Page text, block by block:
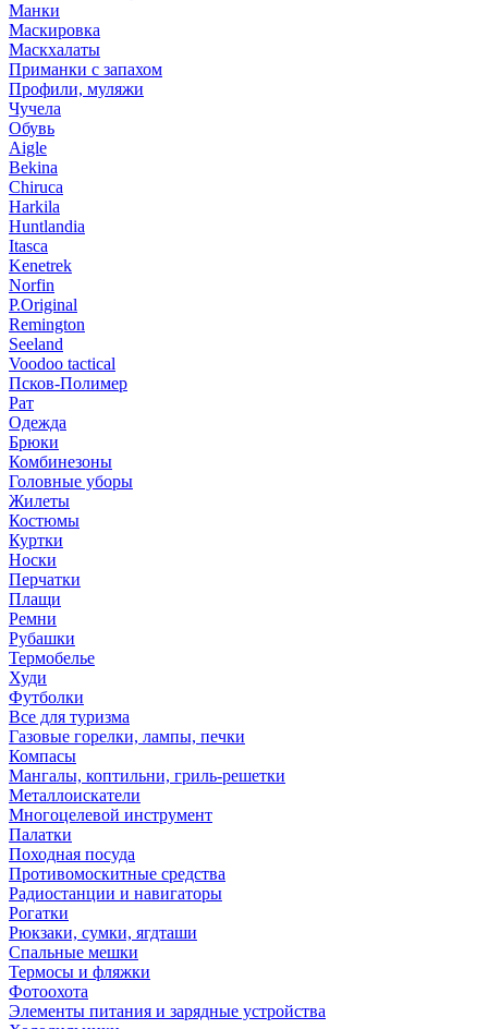
Манки
Маскировка
Маскхалаты
Приманки с запахом
Профили, муляжи
Чучела
Обувь
Aigle
Bekina
Chiruсa
Harkila
Huntlandia
Itasca
Kenetrek
Norfin
P.Original
Remington
Seeland
Voodoo tactical
Псков-Полимер
Рат
Одежда
Брюки
Комбинезоны
Головные уборы
Жилеты
Костюмы
Куртки
Носки
Перчатки
Плащи
Ремни
Рубашки
Термобелье
Худи
Футболки
Все для туризма
Газовые горелки, лампы, печки
Компасы
Мангалы, коптильни, гриль-решетки
Металлоискатели
Многоцелевой инструмент
Палатки
Походная посуда
Противомоскитные средства
Радиостанции и навигаторы
Рогатки
Рюкзаки, сумки, ягдташи
Спальные мешки
Термосы и фляжки
Фотоохота
Элементы питания и зарядные устройства